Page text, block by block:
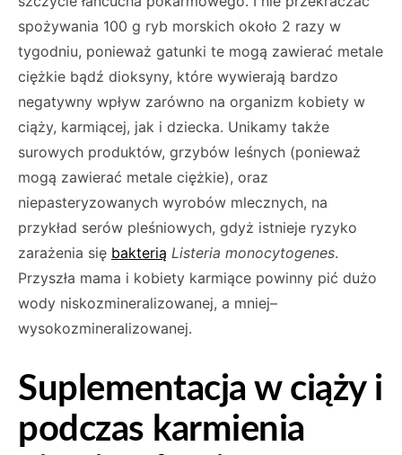
spożywania 100 g ryb morskich około 2 razy w
tygodniu, ponieważ gatunki te mogą zawierać metale
ciężkie bądź dioksyny, które wywierają bardzo
negatywny wpływ zarówno na organizm kobiety w
ciąży, karmiącej, jak i dziecka. Unikamy także
surowych produktów, grzybów leśnych (ponieważ
mogą zawierać metale ciężkie), oraz
niepasteryzowanych wyrobów mlecznych, na
przykład serów pleśniowych, gdyż istnieje ryzyko
zarażenia się bakterią Listeria monocytogenes.
Przyszła mama i kobiety karmiące powinny pić dużo
wody niskozmineralizowanej, a mniej–
wysokozmineralizowanej.
Suplementacja w ciąży i
podczas karmienia